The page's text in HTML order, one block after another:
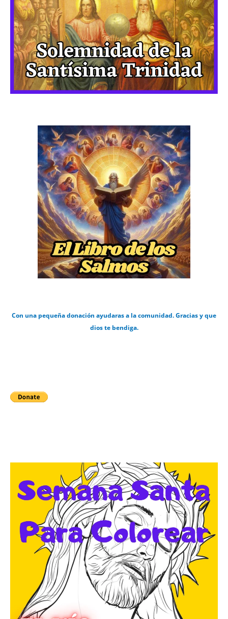
Con una pequeña donación ayudaras a la comunidad. Gracias y que
dios te bendiga.